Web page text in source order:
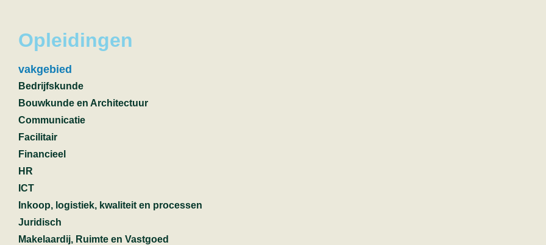
Opleidingen
vakgebied
Bedrijfskunde
Bouwkunde en Architectuur
Communicatie
Facilitair
Financieel
HR
ICT
Inkoop, logistiek, kwaliteit en processen
Juridisch
Makelaardij, Ruimte en Vastgoed